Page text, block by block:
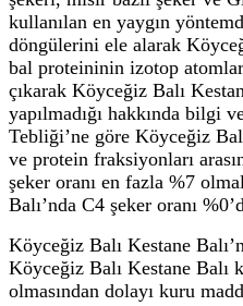
kullanılan en yaygın
döngülerini ele alarak
bal proteininin izotop
çıkarak Köyceğiz Balı
yapılmadığı hakkında bilgi
Tebliği’ne göre Köyceğiz
ve protein fraksiyonları
şeker oranı en fazla %7
Balı’nda C4 şeker oranı
Köyceğiz Balı Kestane
Köyceğiz Balı Kestane Balı
olmasından dolayı kuru